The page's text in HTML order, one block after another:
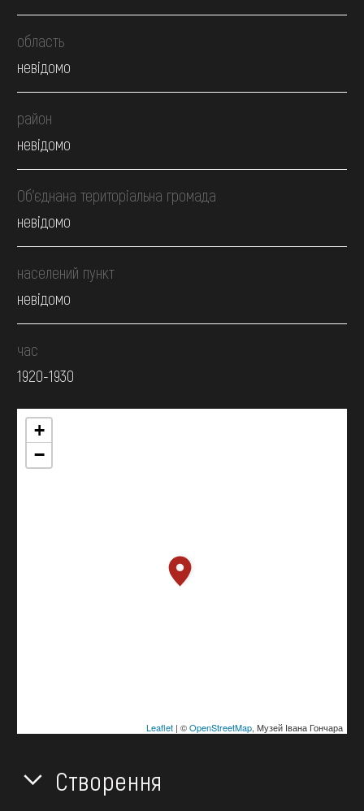
область
невідомо
район
невідомо
Об’єднана територіальна громада
невідомо
населений пункт
невідомо
час
1920-1930
+
−
Leaflet| ©OpenStreetMap, Музей Івана Гончара
Створення